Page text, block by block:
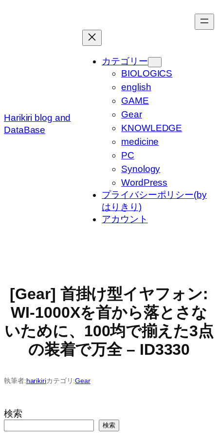
Harikiri blog and
DataBase
カテゴリー
BIOLOGICS
english
GAME
Gear
KNOWLEDGE
medicine
PC
Synology
WordPress
プライバシーポリシー(by
はりきり)
アカウント
[Gear] 首掛け型イヤフォン:
WI-1000Xを首から落とさな
いために、100均で揃えた3点
の装着で万全 – ID3330
執筆者:harikiriカテゴリ:Gear
検索
検索